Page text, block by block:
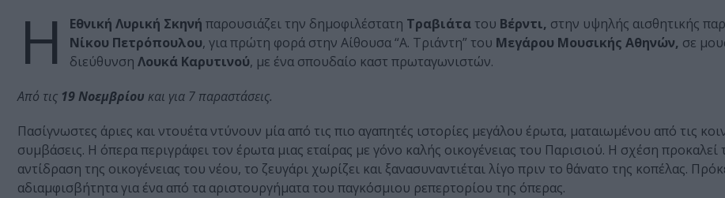
Η Εθνική Λυρική Σκηνή παρουσιάζει την δημοφιλέστατη Τραβιάτα του Βέρντι, στην υψηλής αισθητικής
Νίκου Πετρόπουλου, για πρώτη φορά στην Αίθουσα “Α. Τριάντη” του Μεγάρου Μουσικής Αθηνών, σε
διεύθυνση Λουκά Καρυτινού, με ένα σπουδαίο καστ πρωταγωνιστών.
Από τις 19 Νοεμβρίου και για 7 παραστάσεις.
Πασίγνωστες άριες και ντουέτα ντύνουν μία από τις πιο αγαπητές ιστορίες μεγάλου έρωτα, ματαιωμένου από τις
συμβάσεις. Η όπερα περιγράφει τον έρωτα μιας εταίρας με γόνο καλής οικογένειας του Παρισιού. Η σχέση προκαλεί
αντίδραση της οικογένειας του νέου, το ζευγάρι χωρίζει και ξανασυναντιέται λίγο πριν το θάνατο της κοπέλας.
αδιαμφισβήτητα για ένα από τα αριστουργήματα του παγκόσμιου ρεπερτορίου της όπερας.